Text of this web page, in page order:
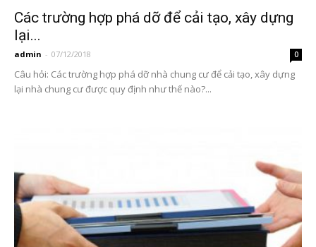
Các trường hợp phá dỡ để cải tạo, xây dựng
lại...
admin - 07/12/2018 0
Câu hỏi: Các trường hợp phá dỡ nhà chung cư để cải tạo, xây dựng
lại nhà chung cư được quy định như thế nào?...